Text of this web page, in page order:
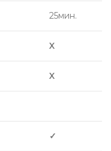
25мин.
X
X
✓